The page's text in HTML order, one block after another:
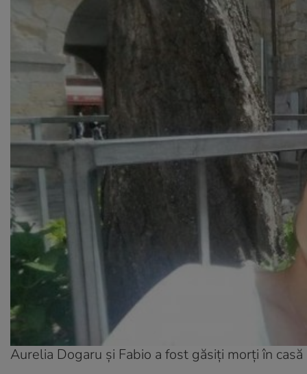
Aurelia Dogaru și Fabio a fost găsiți morți în casă